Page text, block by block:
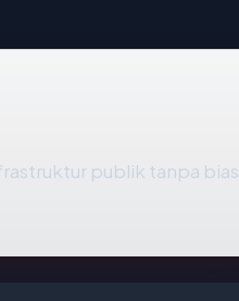
publik tanpa bias